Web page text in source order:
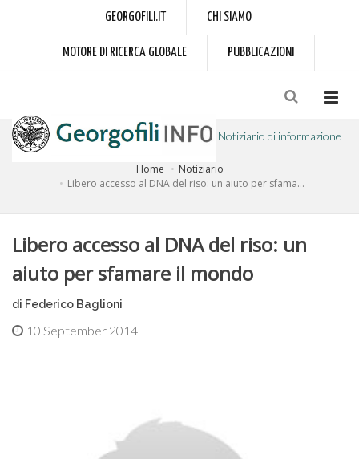
GEORGOFILI.IT CHI SIAMO
MOTORE DI RICERCA GLOBALE PUBBLICAZIONI
Notiziario di informazione
a cura dell'Accademia dei Georgofili
Home
Notiziario
Libero accesso al DNA del riso: un aiuto per sfama...
Libero accesso al DNA del riso: un
aiuto per sfamare il mondo
di Federico Baglioni
10 September 2014